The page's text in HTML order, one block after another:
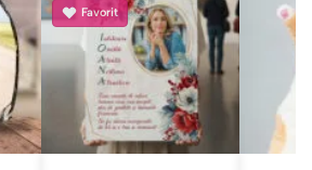
Favorit